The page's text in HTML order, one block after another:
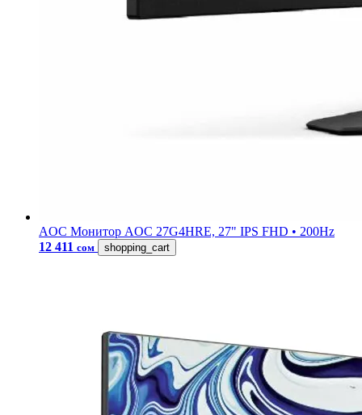
AOC Монитор AOC 27G4HRE, 27" IPS FHD • 200Hz
12 411 сом shopping_cart